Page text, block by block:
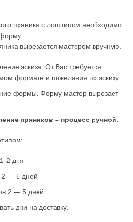
пряника с логотипом необходимо
вырезается мастером вручную.
эскиза. От Вас требуется
формате и пожелания по эскизу.
формы. Форму мастер вырезает
пряников – процесс ручной.
2 дня
2 — 5 дней
2 — 5 дней
дни на доставку.